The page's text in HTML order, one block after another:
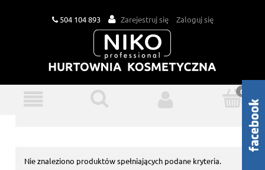
504 104 893 Zarejestruj się Zaloguj się
Nie znaleziono produktów spełniających podane kryteria.